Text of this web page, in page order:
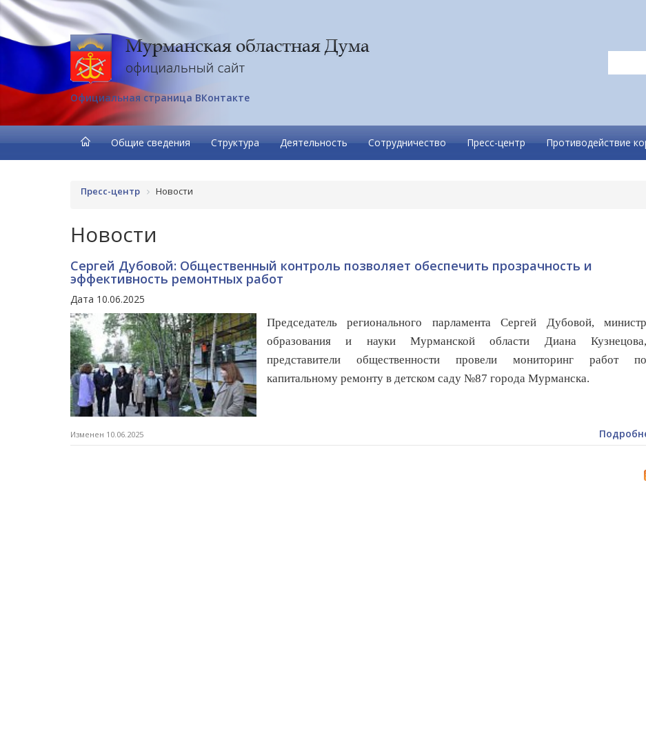
Официальная страница ВКонтакте
Общие сведения Структура Деятельность Сотрудничество Пресс-центр Противодействие
Пресс-центр Новости
Новости
Сергей Дубовой: Общественный контроль позволяет обеспечить прозрачность и
эффективность ремонтных работ
Дата 10.06.2025
Председатель регионального парламента Сергей Дубовой, министр
образования и науки Мурманской области Диана Кузнецова,
представители общественности провели мониторинг работ по
капитальному ремонту в детском саду №87 города Мурманска.
Изменен 10.06.2025